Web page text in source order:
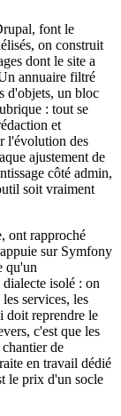
font le
on construit
dont le site a
annuaire filtré
d'objets, un bloc
: tout se
et
l'évolution des
ajustement de
côté admin,
soit vraiment
ont rapproché
sur Symfony
qu'un
isolé : on
services, les
doit reprendre le
c'est que les
de
en travail dédié
le prix d'un socle